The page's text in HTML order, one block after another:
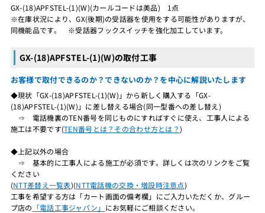
GX-(18)APFSTEL-(1)(W)(カールコードは美品) 1点
※在庫状況により、GX(後期)の受話器を使用をする可能性がありますが、
同機能品です。 ※受話器フックスイッチを強化加工しています。
GX-(18)APFSTEL-(1)(W)の取付工事
お客様で取付できるのか？できないのか？を中心に解説いたします
◆現状「GX-(18)APFSTEL-(1)(W)」から新しく購入する「GX-
(18)APFSTEL-(1)(W)」に差し替える場合(同一型番への差し替え)
⇒ 電話機裏のTEN番号を同じものにすればすぐに使え、工事人による
施工は不要です(TEN番号とは？その合わせ方とは？)
◆上記以外の場合
⇒ 基本的に工事人による施工が必須です。詳しくは次のリンクをご覧
ください
(NTT差替え一覧表)(NTT電話機の交換・増設時注意点)
工事を希望する方は「カート画面の備考欄」にご入力いただくか、グルー
プ店の 「電話工事ジャパン」 にお気軽にご相談ください。